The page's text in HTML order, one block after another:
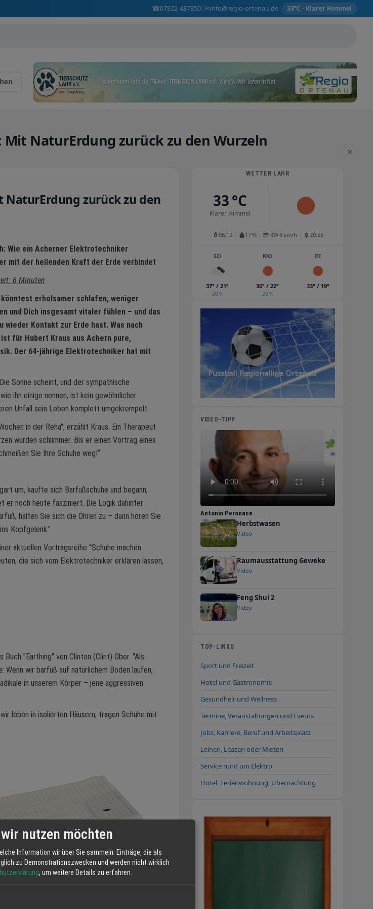
☎07822-437350| ✉info@regio-ortenau.de| 33°C · Klarer Himmel
NaturErdung zurück zu den Wurzeln
×
zurück zu den
Wie ein Acherner Elektrotechniker
mit der heilenden Kraft der Erde verbindet
6 Minuten
könntest erholsamer schlafen, weniger
und Dich insgesamt vitaler fühlen – und das
wieder Kontakt zur Erde hast. Was nach
für Hubert Kraus aus Achern pure,
Der 64-jährige Elektrotechniker hat mit
Sonne scheint, und der sympathische
ihn einige nennen, ist kein gewöhnlicher
Unfall sein Leben komplett umgekrempelt.
in der Reha", erzählt Kraus. Ein Therapeut
wurden schlimmer. Bis er einen Vortrag eines
Sie Ihre Schuhe weg!“
um, kaufte sich Barfußschuhe und begann,
er noch heute fasziniert. Die Logik dahinter
halten Sie sich die Ohren zu – dann hören Sie
Kopfgelenk."
aktuellen Vortragsreihe “Schuhe machen
die sich vom Elektrotechniker erklären lassen,
"Earthing" von Clinton (Clint) Ober. "Als
wir barfuß auf natürlichem Boden laufen,
in unserem Körper – jene aggressiven
leben in isolierten Häusern, tragen Schuhe mit
Hausbesuchen die Körperspannung der
WETTER LAHR
33 °C
Klarer Himmel
06:12 17 % NW 6 km/h 20:55
SO
37° / 21°
20 %
MO
36° / 22°
20 %
DI
33° / 19°
VIDEO-TIPP
Antonio Peronace
Herbstwasen
Video
Raumausstattung Geweke
Video
Feng Shui 2
Video
TOP-LINKS
Sport und Freizeit
Hotel und Gastronomie
Gesundheit und Wellness
Termine, Veranstaltungen und Events
Jobs, Karriere, Beruf und Arbeitsplatz
Leihen, Leasen oder Mieten
Service rund um Elektro
Hotel, Ferienwohnung, Übernachtung
nutzen möchten
Information wir über Sie sammeln. Einträge, die als
zu Demonstrationszwecken und werden nicht wirklich
, um weitere Details zu erfahren.